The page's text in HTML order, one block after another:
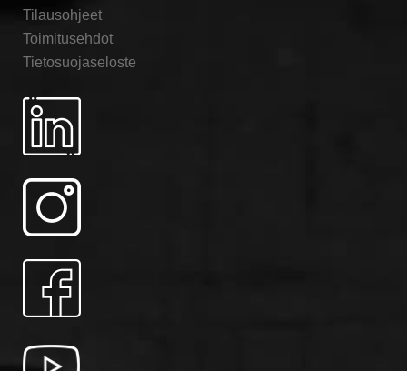
Tilausohjeet
Toimitusehdot
Tietosuojaseloste